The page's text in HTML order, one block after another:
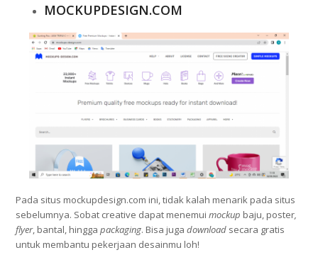
MOCKUPDESIGN.COM
Pada situs mockupdesign.com ini, tidak kalah menarik pada situs
sebelumnya. Sobat creative dapat menemuimockup baju, poster,
flyer, bantal, hinggapackaging. Bisa jugadownload secara gratis
untuk membantu pekerjaan desainmu loh!